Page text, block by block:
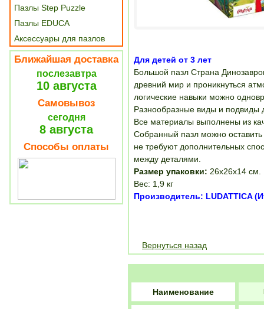
Пазлы Step Puzzle
Пазлы EDUCA
Аксессуары для пазлов
Ближайшая доставка
послезавтра
10 августа
Самовывоз
сегодня
8 августа
Способы оплаты
Для детей от 3 лет
Большой пазл Страна
древний мир и проникнуться
логические навыки можно
Разнообразные виды и подвиды
Все материалы выполнены из
Собранный пазл можно
не требуют дополнительных
между деталями.
Размер упаковки: 26х26х14 см.
Вес: 1,9 кг
Производитель: LUDATTICA
Вернуться назад
Наименование